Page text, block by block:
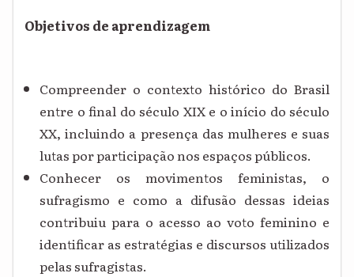
Objetivos de aprendizagem
Compreender o contexto histórico do Brasil
entre o final do século XIX e o início do século
XX, incluindo a presença das mulheres e suas
lutas por participação nos espaços públicos.
Conhecer os movimentos feministas, o
sufragismo e como a difusão dessas ideias
contribuiu para o acesso ao voto feminino e
identificar as estratégias e discursos utilizados
pelas sufragistas.